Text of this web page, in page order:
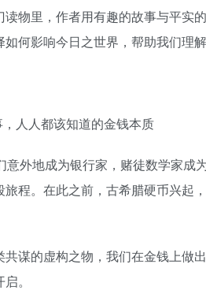
物里，作者用有趣的故事与平实
何影响今日之世界，帮助我们理
人人都该知道的金钱本质
意外地成为银行家，赌徒数学家
程。在此之前，古希腊硬币兴起
谋的虚构之物，我们在金钱上做
。